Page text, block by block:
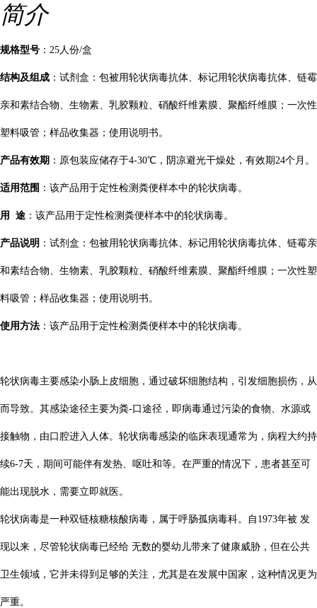
简介
规格型号 ：25人份/盒
结构及组成 ：试剂盒：包被用轮状病毒抗体、标记用轮状病毒抗体、链霉
亲和素结合物、生物素、乳胶颗粒、硝酸纤维素膜、聚酯纤维膜；一次性
塑料吸管；样品收集器；使用说明书。
产品有效期 ：原包装应储存于4-30℃，阴凉避光干燥处，有效期24个月。
适用范围 ：该产品用于定性检测粪便样本中的轮状病毒。
用 途 ：该产品用于定性检测粪便样本中的轮状病毒。
产品说明 ：试剂盒：包被用轮状病毒抗体、标记用轮状病毒抗体、链霉亲
和素结合物、生物素、乳胶颗粒、硝酸纤维素膜、聚酯纤维膜；一次性塑
料吸管；样品收集器；使用说明书。
使用方法 ：该产品用于定性检测粪便样本中的轮状病毒。
轮状病毒主要感染小肠上皮细胞，通过破坏细胞结构，引发细胞损伤，从
而导致。其感染途径主要为粪-口途径，即病毒通过污染的食物、水源或
接触物，由口腔进入人体。轮状病毒感染的临床表现通常为，病程大约持
续6-7天，期间可能伴有发热、呕吐和等。在严重的情况下，患者甚至可
能出现脱水，需要立即就医。
轮状病毒是一种双链核糖核酸病毒，属于呼肠孤病毒科。自1973年被 发
现以来，尽管轮状病毒已经给 无数的婴幼儿带来了健康威胁，但在公共
卫生领域，它并未得到足够的关注，尤其是在发展中国家，这种情况更为
严重。